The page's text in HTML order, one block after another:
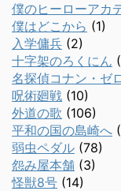
僕のヒーローアカ
僕はどこから (1)
入学傭兵 (2)
十字架のろくにん
名探偵コナン・ゼ
呪術廻戦 (10)
外道の歌 (106)
平和の国の島崎へ
弱虫ペダル (78)
怨み屋本舗 (3)
怪獣8号 (14)